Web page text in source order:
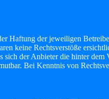
Haftung der jeweiligen
keine Rechtsverstöße
der Anbieter die hinter
Bei Kenntnis von